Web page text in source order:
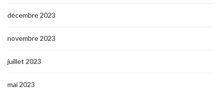
décembre 2023
novembre 2023
juillet 2023
mai 2023